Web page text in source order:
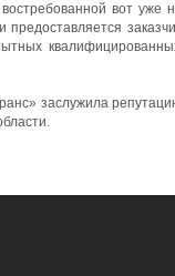
вот уже
предоставляется
заслужила